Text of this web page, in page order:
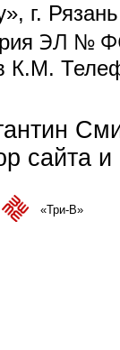
г.
ЭЛ №
К.М.
сайта
is external)«Три-В»